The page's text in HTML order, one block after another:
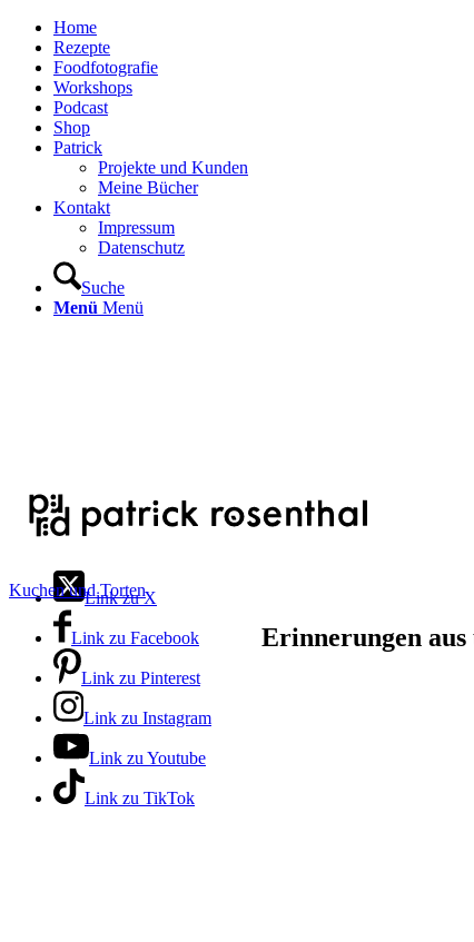
Home
Rezepte
Foodfotografie
Workshops
Podcast
Shop
Patrick
Projekte und Kunden
Meine Bücher
Kontakt
Impressum
Datenschutz
Suche
Menü Menü
Link zu X
Link zu Facebook
Link zu Pinterest
Link zu Instagram
Link zu Youtube
Link zu TikTok
Kuchen und Torten
Erinnerungen